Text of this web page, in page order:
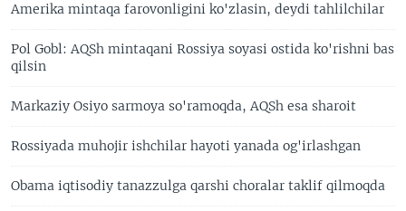
Amerika mintaqa farovonligini ko'zlasin, deydi tahlilchilar
Pol Gobl: AQSh mintaqani Rossiya soyasi ostida ko'rishni bas
qilsin
Markaziy Osiyo sarmoya so'ramoqda, AQSh esa sharoit
Rossiyada muhojir ishchilar hayoti yanada og'irlashgan
Obama iqtisodiy tanazzulga qarshi choralar taklif qilmoqda